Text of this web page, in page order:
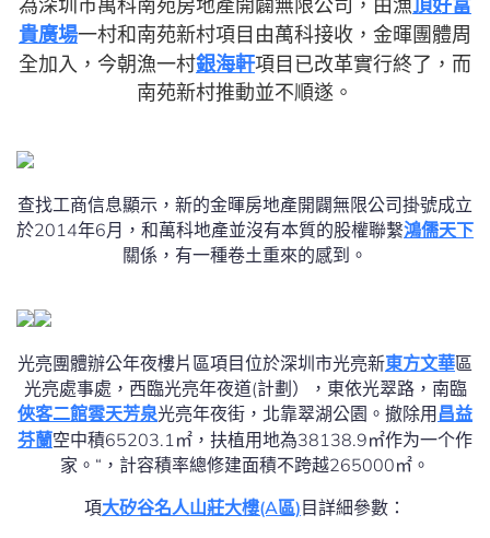
為深圳市萬科南苑房地產開闢無限公司，由漁頂好富
貴廣場一村和南苑新村項目由萬科接收，金暉團體周
全加入，今朝漁一村銀海軒項目已改革實行終了，而
南苑新村推動並不順遂。
查找工商信息顯示，新的金暉房地產開闢無限公司掛號成立
於2014年6月，和萬科地產並沒有本質的股權聯繫鴻儒天下
關係，有一種卷土重來的感到。
光亮團體辦公年夜樓片區項目位於深圳市光亮新東方文華區
光亮處事處，西臨光亮年夜道(計劃），東依光翠路，南臨
俠客二館雲天芳泉光亮年夜街，北靠翠湖公園。撤除用 昌益
芬蘭空中積65203.1㎡，扶植用地為38138.9㎡作为一个作
家。“，計容積率總修建面積不跨越265000㎡。
項大矽谷名人山莊大樓(A區) 目詳細參數：